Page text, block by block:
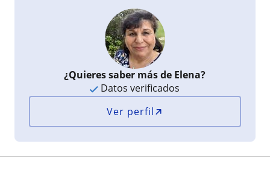
¿Quieres saber más de Elena?
Datos verificados
Ver perfil